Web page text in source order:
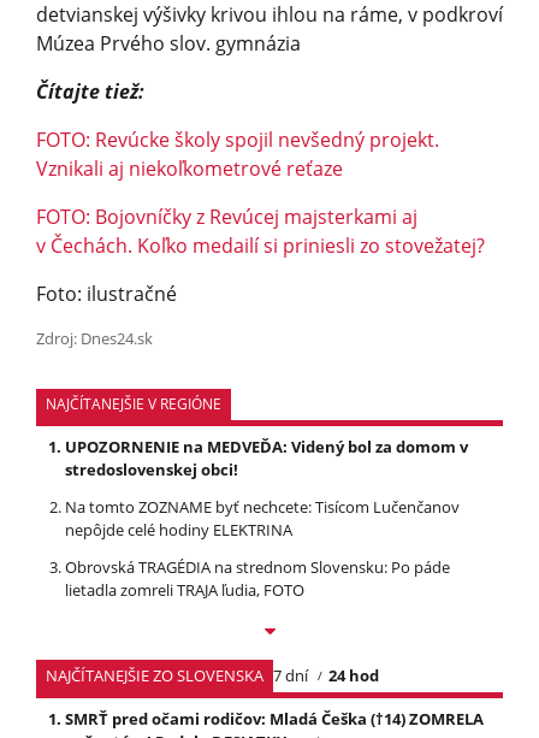
detvianskej výšivky krivou ihlou na ráme, v podkroví
Múzea Prvého slov. gymnázia
Čítajte tiež:
FOTO: Revúcke školy spojil nevšedný projekt.
Vznikali aj niekoľkometro­vé reťaze
FOTO: Bojovníčky z Revúcej majsterkami aj
v Čechách. Koľko medailí si priniesli zo stovežatej?
Foto: ilustračné
Zdroj: Dnes24.sk
NAJČÍTANEJŠIE V REGIÓNE
UPOZORNENIE na MEDVEĎA: Videný bol za domom v
stredoslovenskej obci!
Na tomto ZOZNAME byť nechcete: Tisícom Lučenčanov
nepôjde celé hodiny ELEKTRINA
Obrovská TRAGÉDIA na strednom Slovensku: Po páde
lietadla zomreli TRAJA ľudia, FOTO
NAJČÍTANEJŠIE ZO SLOVENSKA 7 dní
24 hod
SMRŤ pred očami rodičov: Mladá Češka (†14) ZOMRELA